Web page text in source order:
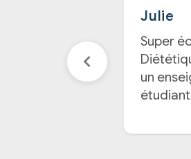
Julie
Super
un